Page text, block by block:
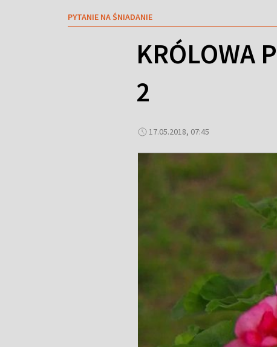
PYTANIE NA ŚNIADANIE
KRÓLOWA
2
17.05.2018, 07:45